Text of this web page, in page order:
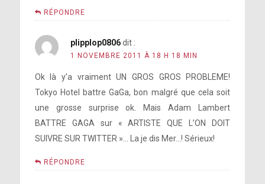
RÉPONDRE
plipplop0806 dit :
1 NOVEMBRE 2011 À 18 H 18 MIN
Ok là y’a vraiment UN GROS GROS PROBLEME!
Tokyo Hotel battre GaGa, bon malgré que cela soit
une grosse surprise ok. Mais Adam Lambert
BATTRE GAGA sur « ARTISTE QUE L’ON DOIT
SUIVRE SUR TWITTER »… La je dis Mer…! Sérieux!
RÉPONDRE